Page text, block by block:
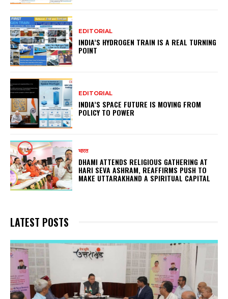
EDITORIAL
INDIA’S HYDROGEN TRAIN IS A REAL TURNING
POINT
EDITORIAL
INDIA’S SPACE FUTURE IS MOVING FROM
POLICY TO POWER
भारत
DHAMI ATTENDS RELIGIOUS GATHERING AT
HARI SEVA ASHRAM, REAFFIRMS PUSH TO
MAKE UTTARAKHAND A SPIRITUAL CAPITAL
LATEST POSTS